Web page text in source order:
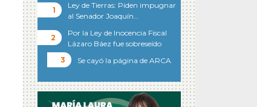
Ley de Tierras: Piden impugnar
al Senador Joaquín…
Por la Ley de Inocencia Fiscal
Lázaro Báez fue sobreseído
Se cayó la página de ARCA